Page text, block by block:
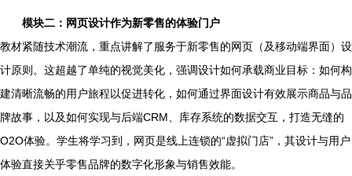
模块二：网页设计作为新零售的体验门户
教材紧随技术潮流，重点讲解了服务于新零售的网页（及移动端界面）设
计原则。这超越了单纯的视觉美化，强调设计如何承载商业目标：如何构
建清晰流畅的用户旅程以促进转化，如何通过界面设计有效展示商品与品
牌故事，以及如何实现与后端CRM、库存系统的数据交互，打造无缝的
O2O体验。学生将学习到，网页是线上连锁的“虚拟门店”，其设计与用户
体验直接关乎零售品牌的数字化形象与销售效能。